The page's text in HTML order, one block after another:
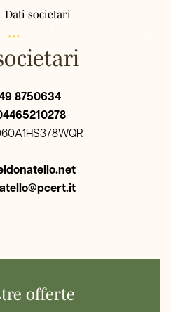
Classic
Dati societari
8750634
offerte